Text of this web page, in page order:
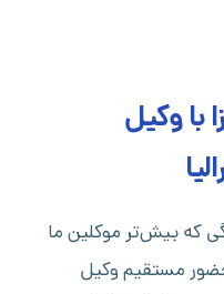
با وکیل
که بیش‌تر موکلین ما
مستقیم وکیل